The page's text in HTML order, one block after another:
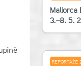
Mallorca
3.–8. 5.
REPORTÁŽE